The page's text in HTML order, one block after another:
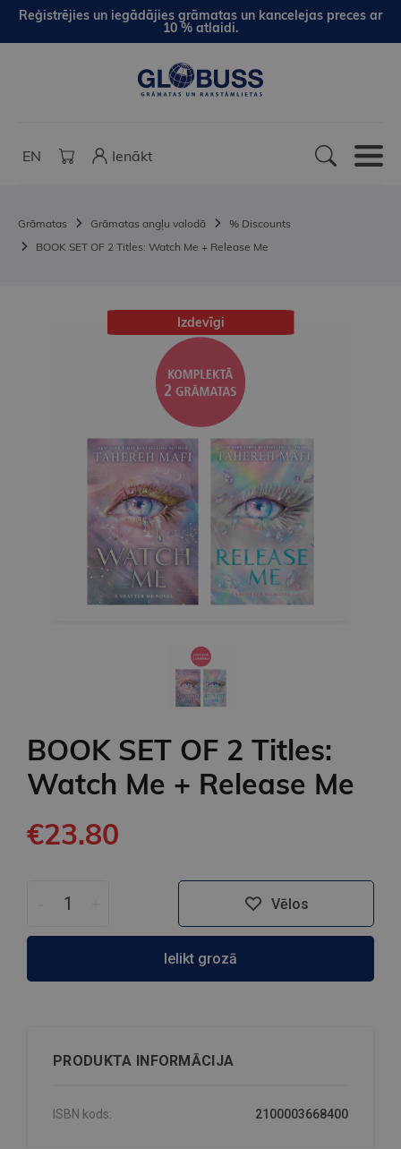
Reģistrējies un iegādājies grāmatas un kancelejas preces ar
10 % atlaidi.
EN Ienākt
Grāmatas Grāmatas angļu valodā
% Discounts
BOOK SET OF 2 Titles: Watch Me + Release Me
Izdevīgi
BOOK SET OF 2 Titles:
Watch Me + Release Me
€23.80
Vēlos
Ielikt grozā
PRODUKTA INFORMĀCIJA
ISBN kods: 2100003668400